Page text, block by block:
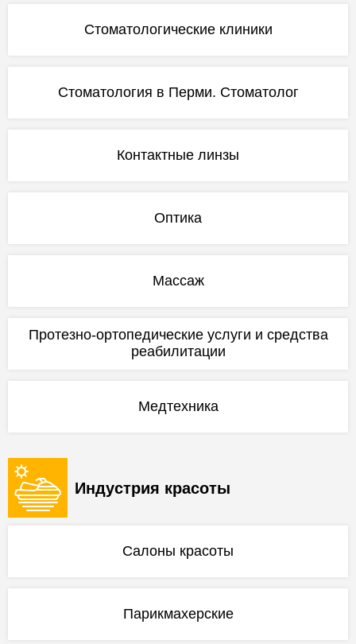
Стоматологические клиники
Стоматология в Перми. Стоматолог
Контактные линзы
Оптика
Массаж
Протезно-ортопедические услуги и средства
реабилитации
Медтехника
Индустрия красоты
Салоны красоты
Парикмахерские